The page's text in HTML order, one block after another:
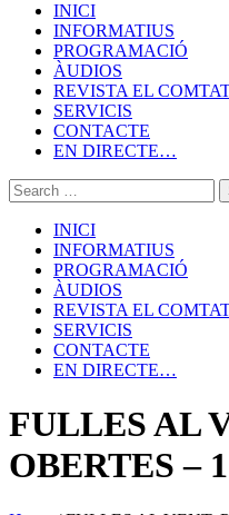
INICI
INFORMATIUS
PROGRAMACIÓ
ÀUDIOS
REVISTA EL
SERVICIS
CONTACTE
EN DIRECTE…
INICI
INFORMATIUS
PROGRAMACIÓ
ÀUDIOS
REVISTA EL
SERVICIS
CONTACTE
EN DIRECTE…
FULLES AL
OBERTES –